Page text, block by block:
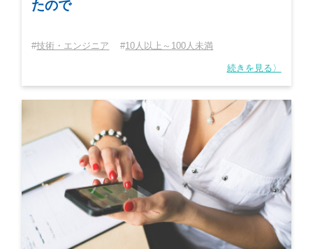
たので
技術・エンジニア 10人以上～100人未満
続きを見る〉